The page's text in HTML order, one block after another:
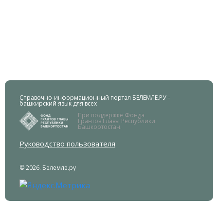
Справочно-информационный портал БЕЛЕМЛЕ.РУ –
башкирский язык для всех
При поддержке Фонда
Грантов Главы Республики
Башкортостан.
Руководство пользователя
© 2026. Белемле.ру